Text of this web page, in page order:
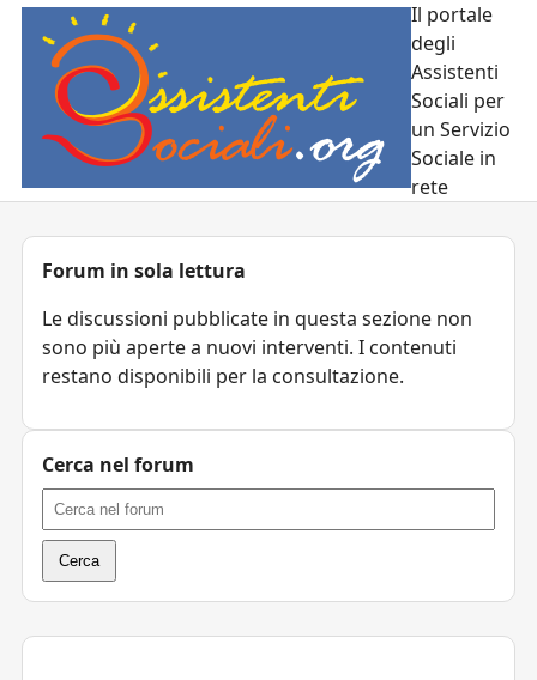
Il portale
degli
Assistenti
Sociali per
un Servizio
Sociale in
rete
Forum in sola lettura
Le discussioni pubblicate in questa sezione non
sono più aperte a nuovi interventi. I contenuti
restano disponibili per la consultazione.
Cerca nel forum
Cerca